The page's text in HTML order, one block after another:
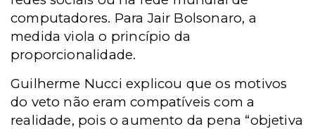
computadores. Para Jair Bolsonaro, a
medida viola o princípio da
proporcionalidade.
Guilherme Nucci explicou que os motivos
do veto não eram compatíveis com a
realidade, pois o aumento da pena “objetiva